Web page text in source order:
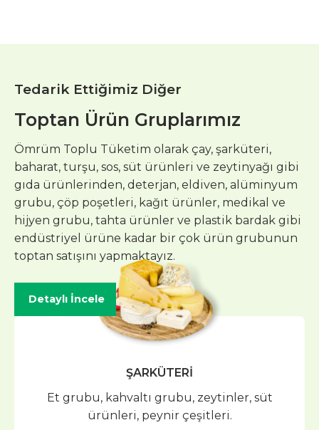
Tedarik Ettiğimiz Diğer
Toptan Ürün Gruplarımız
Ömrüm Toplu Tüketim olarak çay, şarküteri,
baharat, turşu, sos, süt ürünleri ve zeytinyağı gibi
gıda ürünlerinden, deterjan, eldiven, alüminyum
grubu, çöp poşetleri, kağıt ürünler, medikal ve
hijyen grubu, tahta ürünler ve plastik bardak gibi
endüstriyel ürüne kadar bir çok ürün grubunun
toptan satışını yapmaktayız.
Detaylı İncele
ŞARKÜTERİ
Et grubu, kahvaltı grubu, zeytinler, süt
ürünleri, peynir çeşitleri.